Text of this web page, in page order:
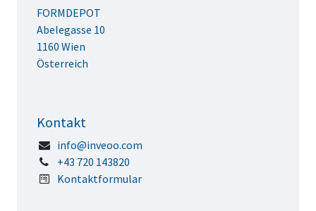
FORMDEPOT
Abelegasse 10
1160 Wien
Österreich
Kontakt
info@inveoo.com
+43 720 143820
Kontaktformular